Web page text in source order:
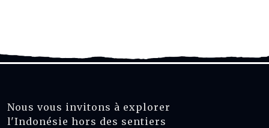
Nous vous invitons à explorer
l'Indonésie hors des sentiers